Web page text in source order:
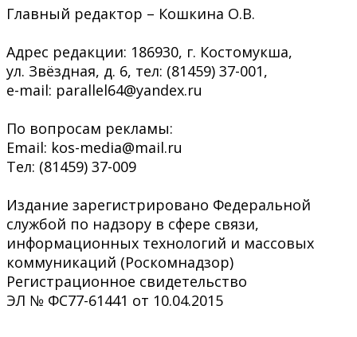
Главный редактор – Кошкина О.В.
Адрес редакции: 186930, г. Костомукша,
ул. Звёздная, д. 6, тел: (81459) 37-001,
e-mail: parallel64@yandex.ru
По вопросам рекламы:
Email: kos-media@mail.ru
Тел: (81459) 37-009
Издание зарегистрировано Федеральной
службой по надзору в сфере связи,
информационных технологий и массовых
коммуникаций (Роскомнадзор)
Регистрационное свидетельство
ЭЛ № ФС77-61441 от 10.04.2015